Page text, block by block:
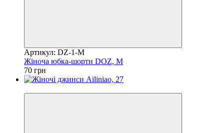
Артикул: DZ-1-M
Жіноча юбка-шорти DOZ, M
70 грн